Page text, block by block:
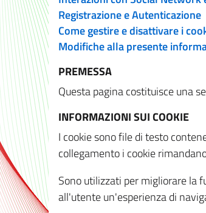
Registrazione e Autenticazione
Come gestire e disattivare i
Modifiche alla presente
PREMESSA
Questa pagina costituisce una
INFORMAZIONI SUI COOKIE
I cookie sono file di testo
collegamento i cookie
Sono utilizzati per migliorare la
all'utente un'esperienza di